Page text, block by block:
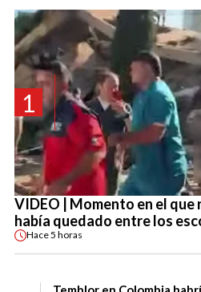
1
VIDEO | Momento en el que
había quedado entre los
Hace5 horas